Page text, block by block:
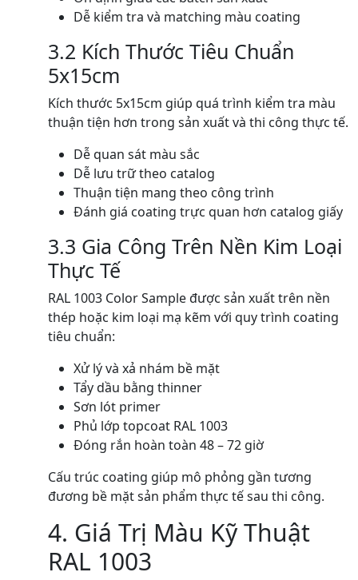
Dễ kiểm tra và matching màu coating
3.2 Kích Thước Tiêu Chuẩn
5x15cm
Kích thước 5x15cm giúp quá trình kiểm tra màu
thuận tiện hơn trong sản xuất và thi công thực tế.
Dễ quan sát màu sắc
Dễ lưu trữ theo catalog
Thuận tiện mang theo công trình
Đánh giá coating trực quan hơn catalog giấy
3.3 Gia Công Trên Nền Kim Loại
Thực Tế
RAL 1003 Color Sample được sản xuất trên nền
thép hoặc kim loại mạ kẽm với quy trình coating
tiêu chuẩn:
Xử lý và xả nhám bề mặt
Tẩy dầu bằng thinner
Sơn lót primer
Phủ lớp topcoat RAL 1003
Đóng rắn hoàn toàn 48 – 72 giờ
Cấu trúc coating giúp mô phỏng gần tương
đương bề mặt sản phẩm thực tế sau thi công.
4. Giá Trị Màu Kỹ Thuật
RAL 1003